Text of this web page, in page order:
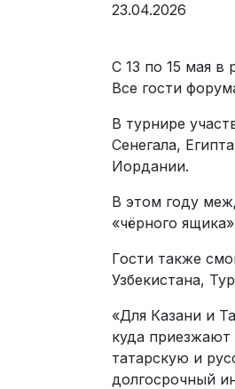
23.04.2026
С 13 по 15 мая
Все гости
В турнире
Сенегала,
Иордании.
В этом году
«чёрного
Гости также
Узбекистана,
«Для Казани и
куда
татарскую и
долгосрочный